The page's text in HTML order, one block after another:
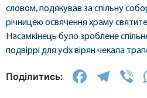
словом, подякував за спільну
річницею освячення храму
Насамкінець було зроблене
подвіррі для усіх вірян чекала
Поділитись: